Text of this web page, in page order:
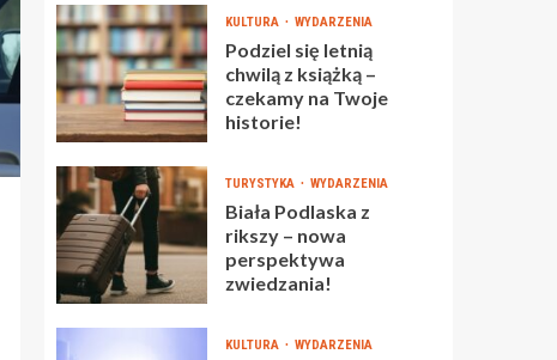
KULTURA WYDARZENIA
Podziel się letnią
chwilą z książką –
czekamy na Twoje
historie!
TURYSTYKA WYDARZENIA
Biała Podlaska z
rikszy – nowa
perspektywa
zwiedzania!
KULTURA WYDARZENIA